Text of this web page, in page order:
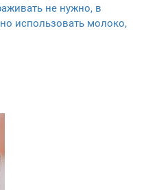
не нужно, в
использовать молоко,